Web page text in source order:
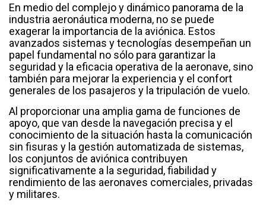
En medio del complejo y dinámico panorama de la
industria aeronáutica moderna, no se puede
exagerar la importancia de la aviónica. Estos
avanzados sistemas y tecnologías desempeñan un
papel fundamental no sólo para garantizar la
seguridad y la eficacia operativa de la aeronave, sino
también para mejorar la experiencia y el confort
generales de los pasajeros y la tripulación de vuelo.
Al proporcionar una amplia gama de funciones de
apoyo, que van desde la navegación precisa y el
conocimiento de la situación hasta la comunicación
sin fisuras y la gestión automatizada de sistemas,
los conjuntos de aviónica contribuyen
significativamente a la seguridad, fiabilidad y
rendimiento de las aeronaves comerciales, privadas
y militares.